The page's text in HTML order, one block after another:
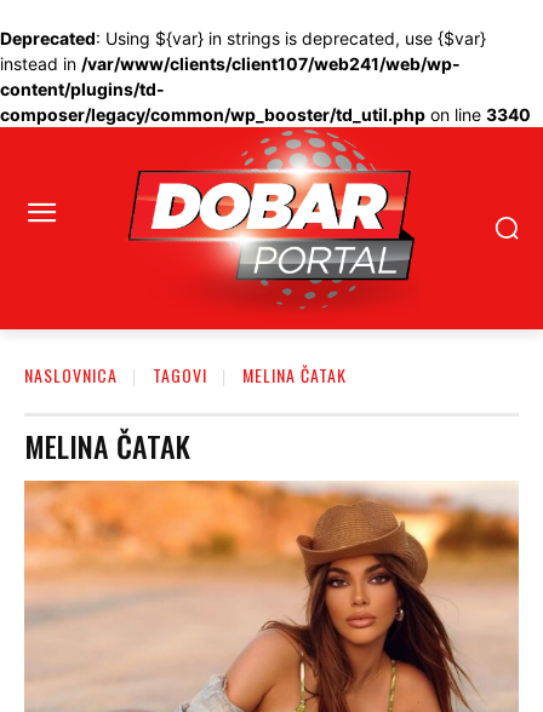
Deprecated: Using ${var} in strings is deprecated, use {$var}
instead in /var/www/clients/client107/web241/web/wp-
content/plugins/td-
composer/legacy/common/wp_booster/td_util.php on line 3340
NASLOVNICA TAGOVI MELINA ČATAK
MELINA ČATAK